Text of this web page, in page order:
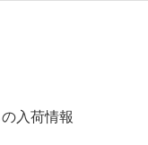
入荷情報